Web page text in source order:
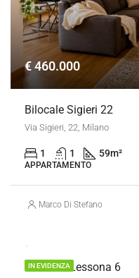
€ 460.000
Bilocale Sigieri 22
Via Sigieri, 22, Milano
1 1 59m²
APPARTAMENTO
Marco Di Stefano
IN EVIDENZA
Trilocale Lessona 6